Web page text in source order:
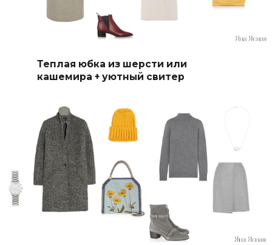
Теплая юбка из шерсти или
кашемира + уютный свитер